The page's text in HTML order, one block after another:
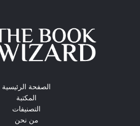
الصفحة الرئيسية
المكتبة
التصنيفات
من نحن